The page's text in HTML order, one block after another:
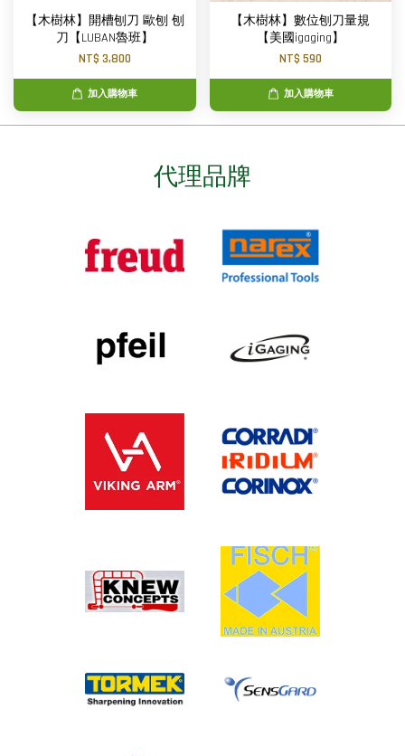
【木樹林】開槽刨刀 歐刨 刨
刀【LUBAN魯班】
NT$ 3,800
加入購物車
【木樹林】數位刨刀量規
【美國igaging】
NT$ 590
加入購物車
代理品牌